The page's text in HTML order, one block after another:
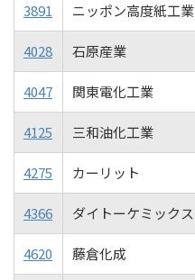
3891 ニッポン高度紙工業
4028 石原産業
4047 関東電化工業
4125 三和油化工業
4275 カーリット
4366 ダイトーケミックス
4620 藤倉化成